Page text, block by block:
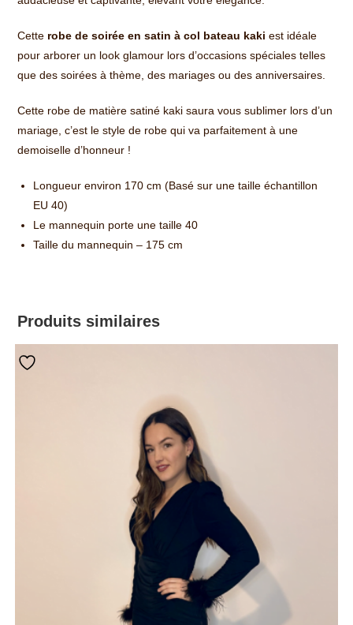
Cette robe de soirée en satin à col bateau kaki est idéale
pour arborer un look glamour lors d’occasions spéciales telles
que des soirées à thème, des mariages ou des anniversaires.
Cette robe de matière satiné kaki saura vous sublimer lors d’un
mariage, c’est le style de robe qui va parfaitement à une
demoiselle d’honneur !
Longueur environ 170 cm (Basé sur une taille échantillon
EU 40)
Le mannequin porte une taille 40
Taille du mannequin – 175 cm
Produits similaires